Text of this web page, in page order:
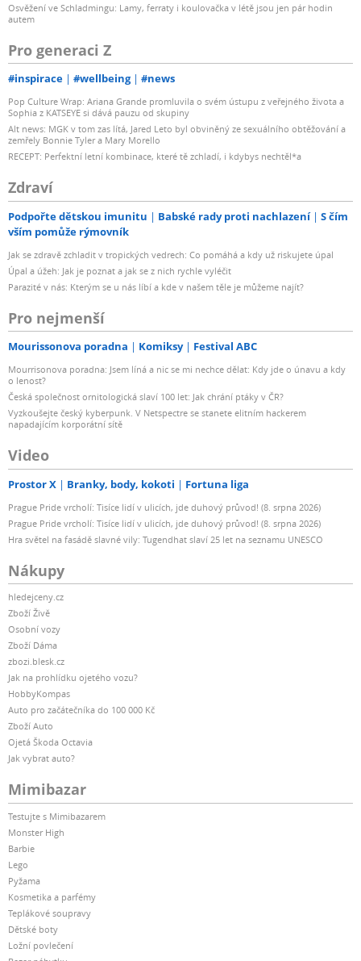
Osvěžení ve Schladmingu: Lamy, ferraty i koulovačka v létě jsou jen pár hodin
autem
Pro generaci Z
#inspirace #wellbeing #news
Pop Culture Wrap: Ariana Grande promluvila o svém ústupu z veřejného života a
Sophia z KATSEYE si dává pauzu od skupiny
Alt news: MGK v tom zas lítá, Jared Leto byl obviněný ze sexuálního obtěžování a
zemřely Bonnie Tyler a Mary Morello
RECEPT: Perfektní letní kombinace, které tě zchladí, i kdybys nechtěl*a
Zdraví
Podpořte dětskou imunitu Babské rady proti nachlazení
S čím
vším pomůže rýmovník
Jak se zdravě zchladit v tropických vedrech: Co pomáhá a kdy už riskujete úpal
Úpal a úžeh: Jak je poznat a jak se z nich rychle vyléčit
Parazité v nás: Kterým se u nás líbí a kde v našem těle je můžeme najít?
Pro nejmenší
Mourissonova poradna Komiksy Festival ABC
Mourrisonova poradna: Jsem líná a nic se mi nechce dělat: Kdy jde o únavu a kdy
o lenost?
Česká společnost ornitologická slaví 100 let: Jak chrání ptáky v ČR?
Vyzkoušejte český kyberpunk. V Netspectre se stanete elitním hackerem
napadajícím korporátní sítě
Video
Prostor X Branky, body, kokoti Fortuna liga
Prague Pride vrcholí: Tisíce lidí v ulicích, jde duhový průvod! (8. srpna 2026)
Prague Pride vrcholí: Tisíce lidí v ulicích, jde duhový průvod! (8. srpna 2026)
Hra světel na fasádě slavné vily: Tugendhat slaví 25 let na seznamu UNESCO
Nákupy
hledejceny.cz
Zboží Živě
Osobní vozy
Zboží Dáma
zbozi.blesk.cz
Jak na prohlídku ojetého vozu?
HobbyKompas
Auto pro začátečníka do 100 000 Kč
Zboží Auto
Ojetá Škoda Octavia
Jak vybrat auto?
Mimibazar
Testujte s Mimibazarem
Monster High
Barbie
Lego
Pyžama
Kosmetika a parfémy
Teplákové soupravy
Dětské boty
Ložní povlečení